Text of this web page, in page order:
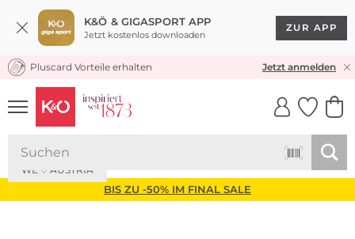
K&Ö & GIGASPORT APP
Jetzt kostenlos downloaden
ZUR APP
KOSTENLOSER VERSAND* & RÜCKVERSAND
Pluscard Vorteile erhalten Jetzt anmelden
UNSERE APP
CLICK &
BIS ZU -50% IM FINAL SALE
WE ♡ AUSTRIA